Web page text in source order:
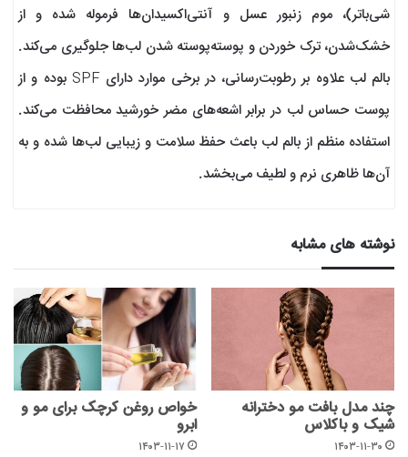
شی‌باتر)، موم زنبور عسل و آنتی‌اکسیدان‌ها فرموله شده و از
خشک‌شدن، ترک خوردن و پوسته‌پوسته شدن لب‌ها جلوگیری می‌کند.
بالم لب علاوه بر رطوبت‌رسانی، در برخی موارد دارای SPF بوده و از
پوست حساس لب در برابر اشعه‌های مضر خورشید محافظت می‌کند.
استفاده منظم از بالم لب باعث حفظ سلامت و زیبایی لب‌ها شده و به
آن‌ها ظاهری نرم و لطیف می‌بخشد.
نوشته های مشابه
چند مدل بافت مو دخترانه
شیک و باکلاس
۱۴۰۳-۱۱-۳۰
خواص روغن کرچک برای مو و
ابرو
۱۴۰۳-۱۱-۱۷